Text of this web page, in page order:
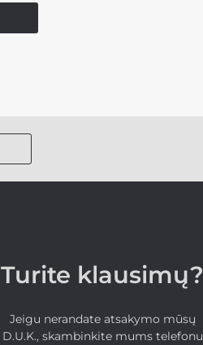
Turite klausimų?
Jeigu nerandate atsakymo mūsų
D.U.K., skambinkite mums telefonu